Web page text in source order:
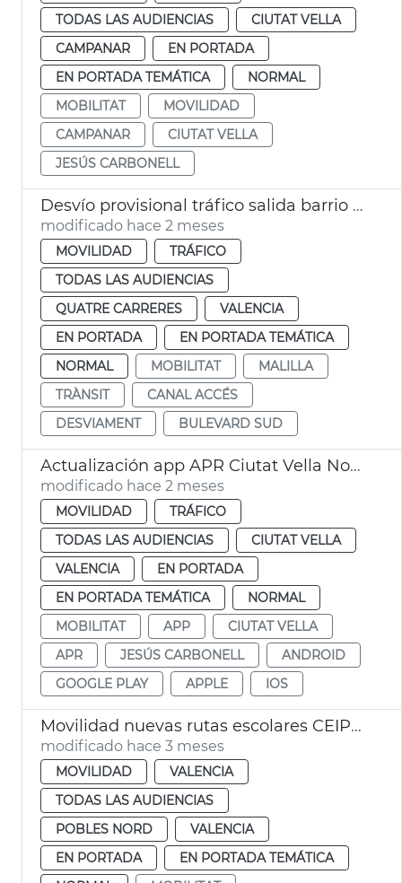
TODAS LAS AUDIENCIAS
CIUTAT VELLA
CAMPANAR
EN PORTADA
EN PORTADA TEMÁTICA
NORMAL
MOBILITAT
MOVILIDAD
CAMPANAR
CIUTAT VELLA
JESÚS CARBONELL
Desvío provisional tráfico salida barrio Malilla
modificado hace 2 meses
MOVILIDAD
TRÁFICO
TODAS LAS AUDIENCIAS
QUATRE CARRERES
VALENCIA
EN PORTADA
EN PORTADA TEMÁTICA
NORMAL
MOBILITAT
MALILLA
TRÀNSIT
CANAL ACCÉS
DESVIAMENT
BULEVARD SUD
Actualización app APR Ciutat Vella Norte València
modificado hace 2 meses
MOVILIDAD
TRÁFICO
TODAS LAS AUDIENCIAS
CIUTAT VELLA
VALENCIA
EN PORTADA
EN PORTADA TEMÁTICA
NORMAL
MOBILITAT
APP
CIUTAT VELLA
APR
JESÚS CARBONELL
ANDROID
GOOGLE PLAY
APPLE IOS
Movilidad nuevas rutas escolares CEIP Manuel González Martí de Benifaraig
modificado hace 3 meses
MOVILIDAD
VALENCIA
TODAS LAS AUDIENCIAS
POBLES NORD
VALENCIA
EN PORTADA
EN PORTADA TEMÁTICA